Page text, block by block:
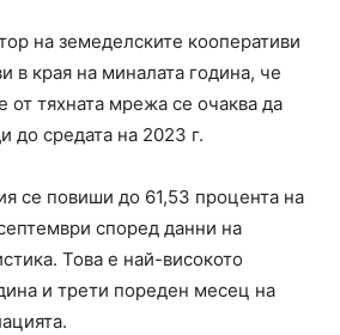
на земеделските кооперативи
в края на миналата година, че
от тяхната мрежа се очаква да
до средата на 2023 г.
се повиши до 61,53 процента на
според данни на
Това е най-високото
и трети пореден месец на